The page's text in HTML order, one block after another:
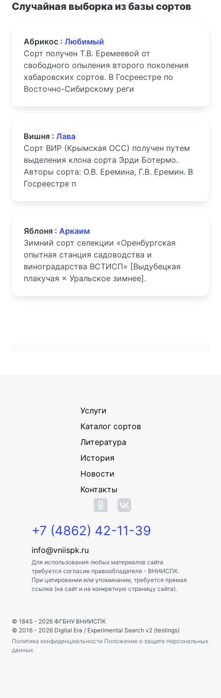
Случайная выборка из базы сортов
Абрикос : Любимый
Сорт получен Т.В. Еремеевой от
свободного опыления второго поколения
хабаровских сортов. В Госреестре по
Восточно-Сибирскому реги
Вишня : Лава
Сорт ВИР (Крымская ОСС) получен путем
выделения клона сорта Эрди Ботермо.
Авторы сорта: О.В. Еремина, Г.В. Еремин. В
Госреестре п
Яблоня : Аркаим
Зимний сорт селекции «Оренбургская
опытная станция садоводства и
виноградарства ВСТИСП» [Выдубецкая
плакучая × Уральское зимнее].
Услуги
Каталог сортов
Литература
История
Новости
Контакты
+7 (4862) 42-11-39
info@vniispk.ru
Для использования любых материалов сайта
требуется согласие правообладателя - ВНИИСПК.
При цитировании или упоминании, требуется прямая
ссылка (на сайт и на конкретную страницу сайта).
© 1845 - 2026 ФГБНУ ВНИИСПК
© 2016 - 2026 Digital Era / Experimental Search v2 (testings)
Политика конфиденциальности Положение о защите персональных
данных